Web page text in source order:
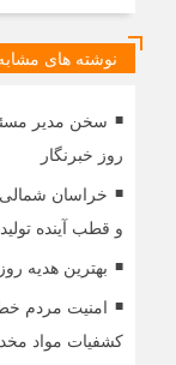
نوشته های
سخن مدیر
روز خبرنگار
خراسان
و قطب آینده
بهترین هدیه